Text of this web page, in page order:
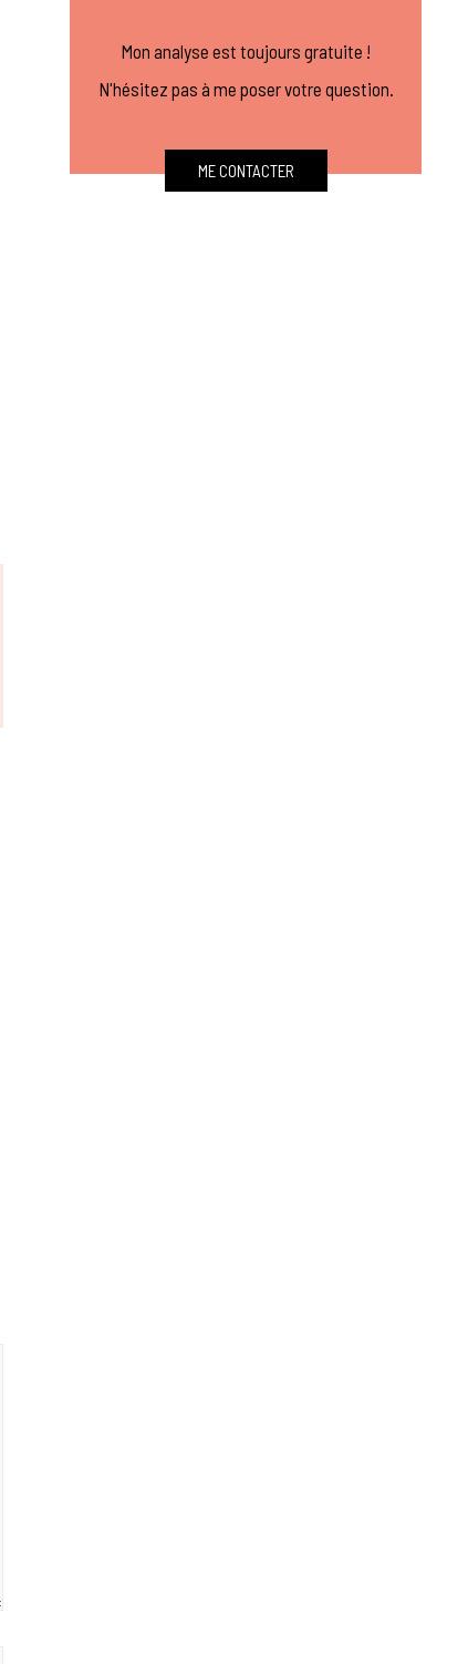
Mon analyse est toujours gratuite !
N'hésitez pas à me poser votre question.
ME CONTACTER